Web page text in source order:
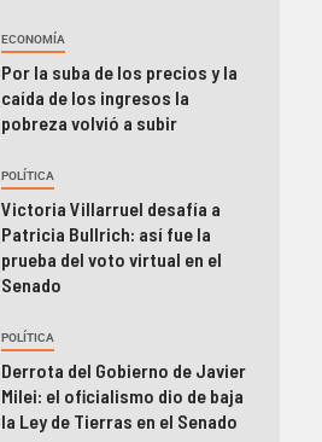
ECONOMÍA
Por la suba de los precios y la
caída de los ingresos la
pobreza volvió a subir
POLÍTICA
Victoria Villarruel desafía a
Patricia Bullrich: así fue la
prueba del voto virtual en el
Senado
POLÍTICA
Derrota del Gobierno de Javier
Milei: el oficialismo dio de baja
la Ley de Tierras en el Senado